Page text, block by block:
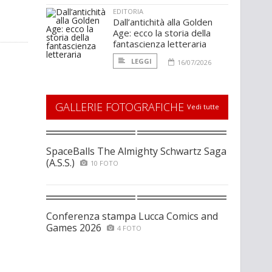
EDITORIA
Dall’antichità alla Golden
Age: ecco la storia della
fantascienza letteraria
LEGGI 16/07/2026
GALLERIE FOTOGRAFICHE Vedi tutte
SpaceBalls The Almighty Schwartz Saga
(A.S.S.)
10 FOTO
Conferenza stampa Lucca Comics and
Games 2026
4 FOTO